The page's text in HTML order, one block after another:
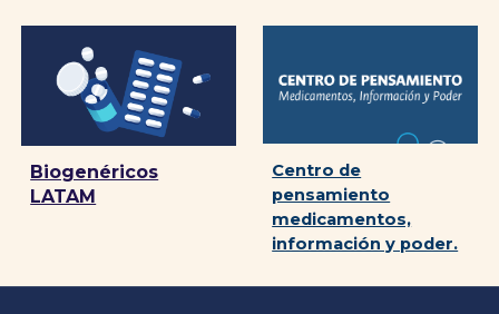
Biogenéricos
LATAM
Centro de
pensamiento
medicamentos,
información y poder.